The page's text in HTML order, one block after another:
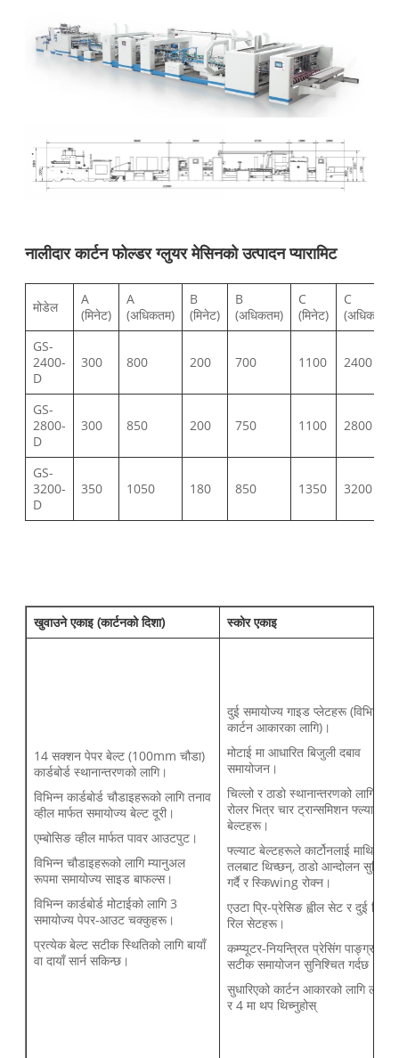
नालीदार कार्टन फोल्डर ग्लुयर मेसिनको उत्पादन प्यारामिट
मोडेल
A
(मिनेट)
A
(अधिकतम)
B
(मिनेट)
B
(अधिकतम)
C
(मिनेट)
C
(अधिकतम)
GS-
2400-
D
300 800 200 700 1100 2400
GS-
2800-
D
300 850 200 750 1100 2800
GS-
3200-
D
350 1050 180 850 1350 3200
खुवाउने एकाइ (कार्टनको दिशा) स्कोर एकाइ
14 सक्शन पेपर बेल्ट (100mm चौडा)
कार्डबोर्ड स्थानान्तरणको लागि।
विभिन्न कार्डबोर्ड चौडाइहरूको लागि तनाव
व्हील मार्फत समायोज्य बेल्ट दूरी।
एम्बोसिङ व्हील मार्फत पावर आउटपुट।
विभिन्न चौडाइहरूको लागि म्यानुअल
रूपमा समायोज्य साइड बाफल्स।
विभिन्न कार्डबोर्ड मोटाईको लागि 3
समायोज्य पेपर-आउट चक्कुहरू।
प्रत्येक बेल्ट सटीक स्थितिको लागि बायाँ
वा दायाँ सार्न सकिन्छ।
दुई समायोज्य गाइड प्लेटहरू (विभिन्न
कार्टन आकारका लागि)।
मोटाई मा आधारित बिजुली दबाव
समायोजन।
चिल्लो र ठाडो स्थानान्तरणको लागि
रोलर भित्र चार ट्रान्समिशन फ्ल्याट
बेल्टहरू।
फ्ल्याट बेल्टहरूले कार्टोनलाई माथि र
तलबाट थिच्छन्, ठाडो आन्दोलन
गर्दै र स्किwing रोक्न।
एउटा प्रि-प्रेसिङ ह्वील सेट र दुई थिचेर
रिल सेटहरू।
कम्प्यूटर-नियन्त्रित प्रेसिंग पाङ्ग्राले
सटीक समायोजन सुनिश्चित गर्दछ
सुधारिएको कार्टन आकारको लागि लाइन
र 4 मा थप थिच्नुहोस्